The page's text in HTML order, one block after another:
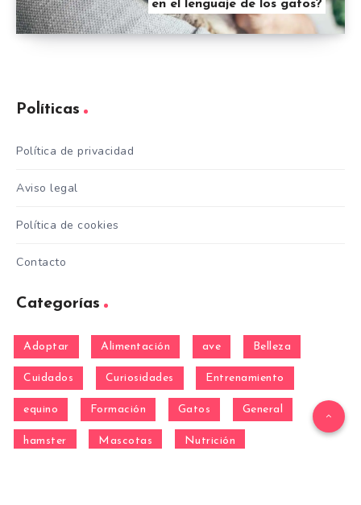
en el lenguaje de los gatos?
Políticas
Política de privacidad
Aviso legal
Política de cookies
Contacto
Categorías
Adoptar Alimentación ave Belleza
Cuidados Curiosidades Entrenamiento
equino Formación Gatos General
hamster Mascotas Nutrición